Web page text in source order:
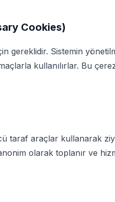
Cookies)
gereklidir. Sistemin
kullanılırlar. Bu
taraf araçlar kullanarak
olarak toplanır ve